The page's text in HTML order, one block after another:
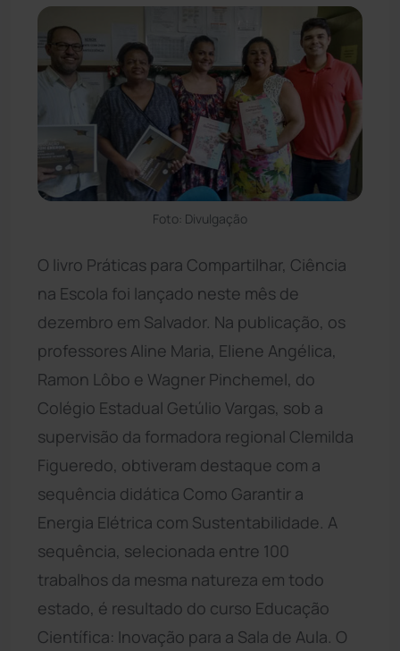
Foto: Divulgação
O livro Práticas para Compartilhar, Ciência
na Escola foi lançado neste mês de
dezembro em Salvador. Na publicação, os
professores Aline Maria, Eliene Angélica,
Ramon Lôbo e Wagner Pinchemel, do
Colégio Estadual Getúlio Vargas, sob a
supervisão da formadora regional Clemilda
Figueredo, obtiveram destaque com a
sequência didática Como Garantir a
Energia Elétrica com Sustentabilidade. A
sequência, selecionada entre 100
trabalhos da mesma natureza em todo
estado, é resultado do curso Educação
Científica: Inovação para a Sala de Aula. O